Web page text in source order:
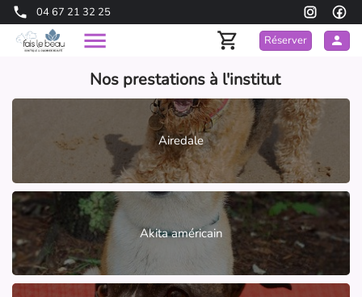
04 67 21 32 25
Réserver
Nos prestations à l'institut
Airedale
Akita américain